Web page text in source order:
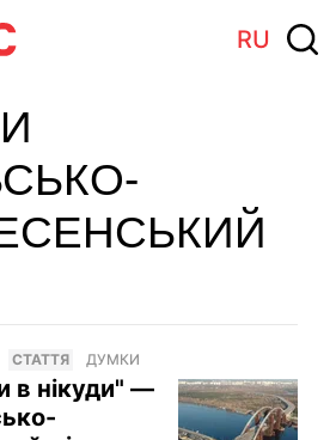
RU
СТАТТЯ ДУМКИ
в нікуди" —